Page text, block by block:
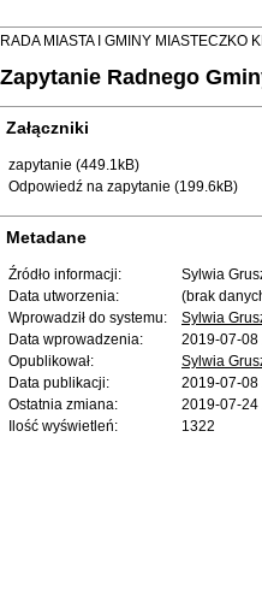
RADA MIASTA I GMINY MIASTECZKO
Zapytanie Radnego
Załączniki
zapytanie (449.1kB)
Odpowiedź na zapytanie (199.6kB)
Metadane
Źródło informacji:
Sylwia
Data utworzenia:
(brak
Wprowadził do systemu:
Sylwia
Data wprowadzenia:
2019-07-08
Opublikował:
Sylwia
Data publikacji:
2019-07-08
Ostatnia zmiana:
2019-07-24
Ilość wyświetleń:
1322